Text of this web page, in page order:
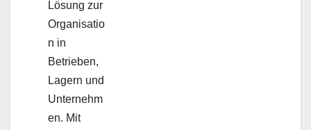
Lösung zur
Organisatio
n in
Betrieben,
Lagern und
Unternehm
en. Mit